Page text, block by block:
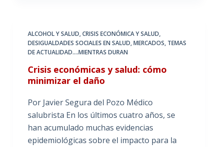
ALCOHOL Y SALUD,CRISIS ECONÓMICA Y SALUD,
DESIGUALDADES SOCIALES EN SALUD,MERCADOS, TEMAS
DE ACTUALIDAD....MIENTRAS DURAN
Crisis económicas y salud: cómo
minimizar el daño
Por Javier Segura del Pozo Médico
salubrista En los últimos cuatro años, se
han acumulado muchas evidencias
epidemiológicas sobre el impacto para la